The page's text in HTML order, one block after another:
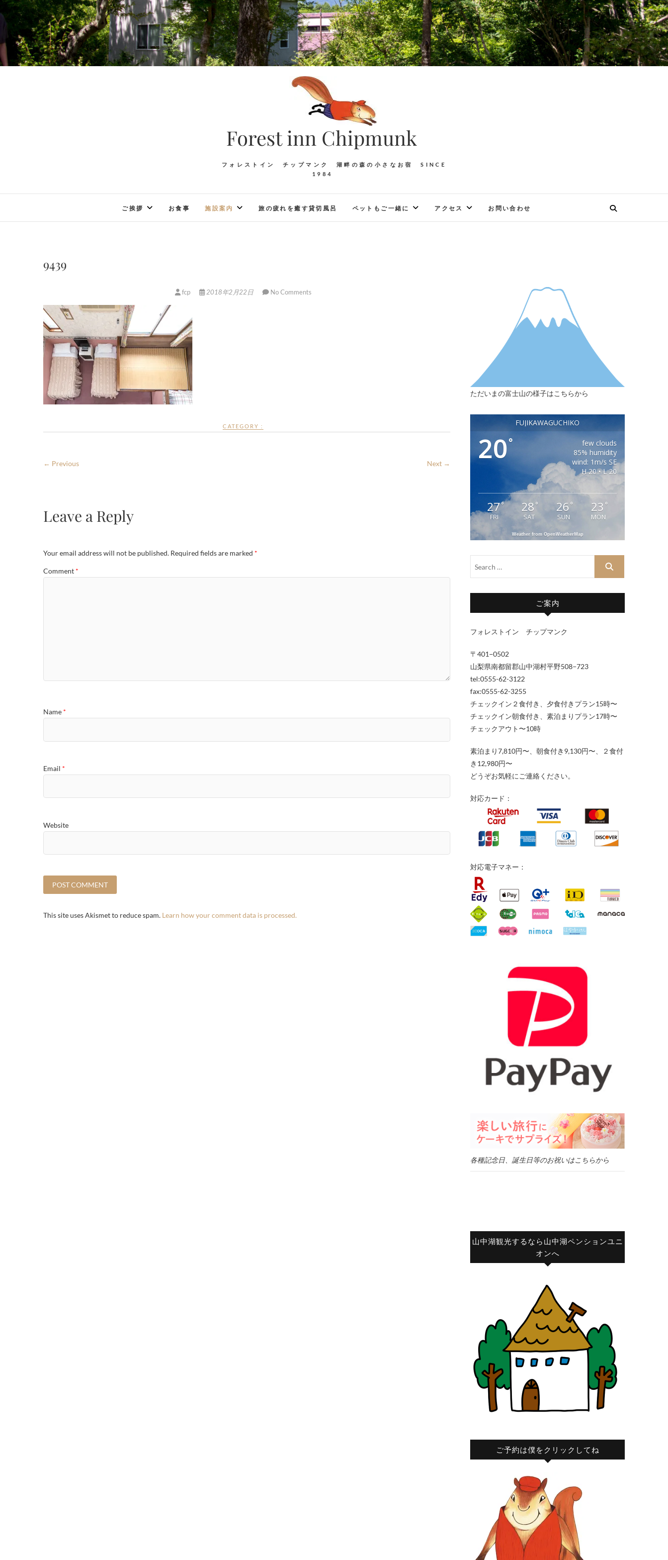
Forest inn Chipmunk
フォレストイン チップマンク 湖畔の森の小さなお宿 SINCE
1984
ご挨拶 お食事 施設案内 旅の疲れを癒す貸切風呂 ペットもご一緒に アクセス お問い合わせ
9439
fcp 2018年2月22日 No Comments
CATEGORY :
← Previous Next →
Leave a Reply
Your email address will not be published. Required fields are marked *
Comment *
Name *
Email *
Website
This site uses Akismet to reduce spam. Learn how your comment data is processed.
ただいまの富士山の様子はこちらから
FUJIKAWAGUCHIKO
20°
few clouds
85% humidity
wind: 1m/s SE
H 20 • L 20
27°
FRI
28 °
SAT
26°
SUN
23 °
MON
Weather from OpenWeatherMap
ご案内
フォレストイン チップマンク
〒401−0502
山梨県南都留郡山中湖村平野508−723
tel:0555-62-3122
fax:0555-62-3255
チェックイン２食付き、夕食付きプラン15時〜
チェックイン朝食付き、素泊まりプラン17時〜
チェックアウト〜10時
素泊まり7,810円〜、朝食付き9,130円〜、２食付
き12,980円〜
どうぞお気軽にご連絡ください。
対応カード：
対応電子マネー：
各種記念日、誕生日等のお祝いはこちらから
山中湖観光するなら山中湖ペンションユニ
オンへ
ご予約は僕をクリックしてね